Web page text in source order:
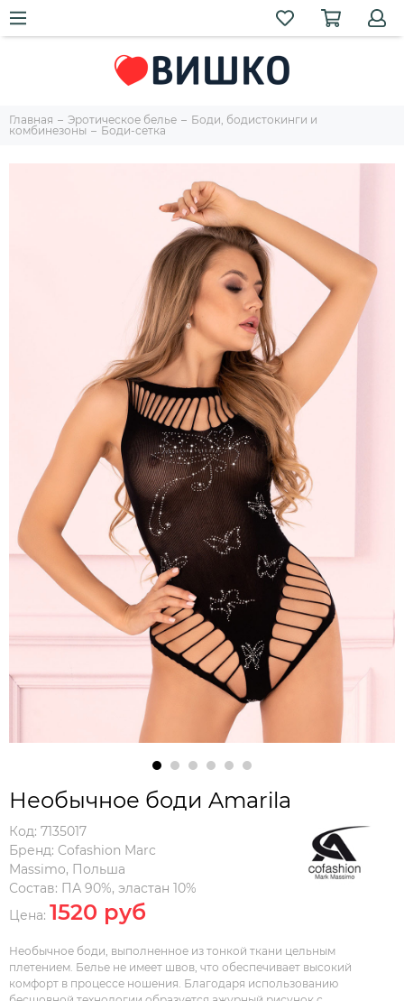
Главная Эротическое белье
Боди, бодистокинги и
комбинезоны
Боди-сетка
Необычное боди Amarila
Код: 7135017
Бренд: Cofashion Marc
Massimo, Польша
Состав: ПА 90%, эластан 10%
Цена: 1520 руб
Необычное боди, выполненное из тонкой ткани цельным
плетением. Белье не имеет швов, что обеспечивает высокий
комфорт в процессе ношения. Благодаря использованию